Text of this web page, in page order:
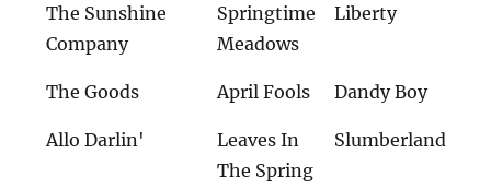
The Sunshine
Company
Springtime
Meadows
Liberty
The Goods April Fools Dandy Boy
Allo Darlin'
Leaves In
The Spring
Slumberland